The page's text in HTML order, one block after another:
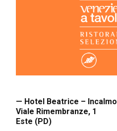
— Hotel Beatrice – Incalmo
Viale Rimembranze, 1
Este (PD)